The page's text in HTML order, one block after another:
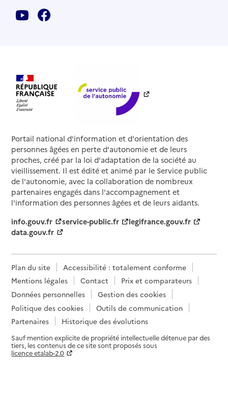
Portail national d'information et d'orientation des
personnes âgées en perte d'autonomie et de leurs
proches, créé par la loi d'adaptation de la société au
vieillissement. Il est édité et animé par le Service public
de l'autonomie, avec la collaboration de nombreux
partenaires engagés dans l'accompagnement et
l'information des personnes âgées et de leurs aidants.
info.gouv.fr
service-public.fr
legifrance.gouv.fr
data.gouv.fr
Plan du site
Accessibilité : totalement conforme
Mentions légales
Contact
Prix et comparateurs
Données personnelles
Gestion des cookies
Politique des cookies
Outils de communication
Partenaires
Historique des évolutions
Sauf mention explicite de propriété intellectuelle détenue par des
tiers, les contenus de ce site sont proposés sous
licence etalab-2.0